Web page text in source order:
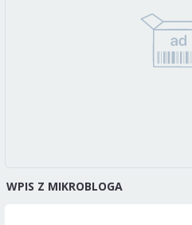
WPIS Z MIKROBLOGA